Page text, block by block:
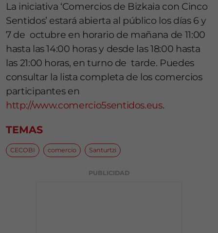
La iniciativa ‘Comercios de Bizkaia con Cinco
Sentidos’ estará abierta al público los días 6 y
7 de octubre en horario de mañana de 11:00
hasta las 14:00 horas y desde las 18:00 hasta
las 21:00 horas, en turno de tarde. Puedes
consultar la lista completa de los comercios
participantes en
http://www.comercio5sentidos.eus.
TEMAS
CECOBI comercio Santurtzi
PUBLICIDAD